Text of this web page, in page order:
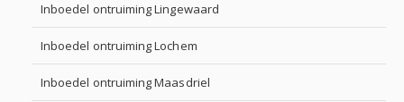
Inboedel ontruiming Lingewaard
Inboedel ontruiming Lochem
Inboedel ontruiming Maasdriel